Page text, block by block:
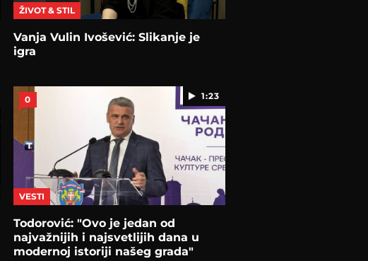
ŽIVOT & STIL
Vanja Vulin Ivošević: Slikanje je
igra
1:23
0
VESTI
Todorović: "Ovo je jedan od
najvažnijih i najsvetlijih dana u
modernoj istoriji našeg grada"